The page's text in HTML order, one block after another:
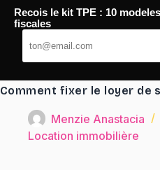
Passer
contenu
TaqTaq
Comment fixer le loyer de
Menzie Anastacia
Location immobilière
Recois le kit TPE : 10
fiscales